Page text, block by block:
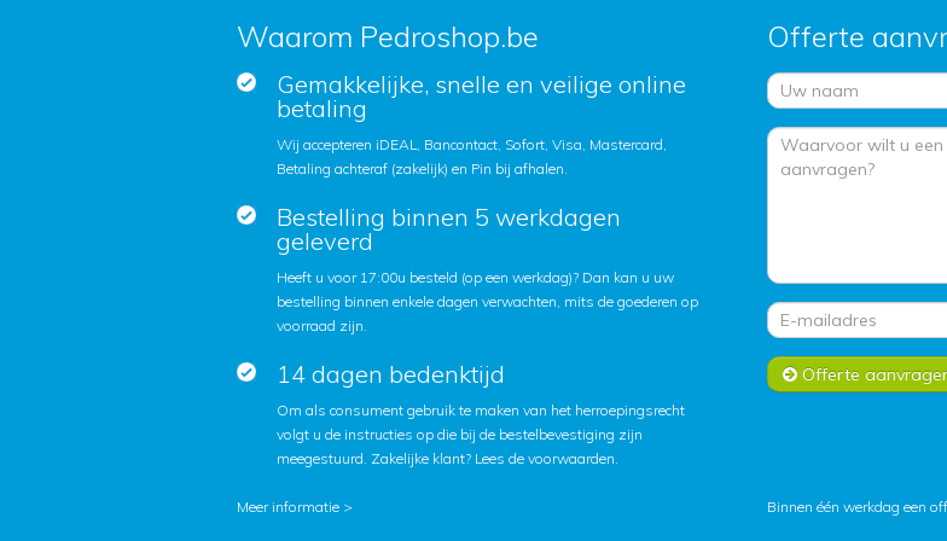
Waarom Pedroshop.be
Gemakkelijke, snelle en veilige online
betaling
Wij accepteren iDEAL, Bancontact, Sofort, Visa, Mastercard,
Betaling achteraf (zakelijk) en Pin bij afhalen.
Bestelling binnen 5 werkdagen
geleverd
Heeft u voor 17:00u besteld (op een werkdag)? Dan kan u uw
bestelling binnen enkele dagen verwachten, mits de goederen op
voorraad zijn.
14 dagen bedenktijd
Om als consument gebruik te maken van het herroepingsrecht
volgt u de instructies op die bij de bestelbevestiging zijn
meegestuurd. Zakelijke klant? Lees de voorwaarden.
Offerte
Offerte
Meer informatie > Binnen één werkdag een